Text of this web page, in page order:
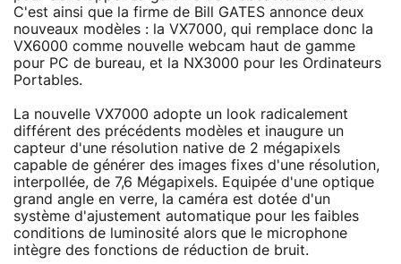
C'est ainsi que la firme de Bill GATES annonce deux
nouveaux modèles : la VX7000, qui remplace donc la
VX6000 comme nouvelle webcam haut de gamme
pour PC de bureau, et la NX3000 pour les Ordinateurs
Portables.
La nouvelle VX7000 adopte un look radicalement
différent des précédents modèles et inaugure un
capteur d'une résolution native de 2 mégapixels
capable de générer des images fixes d'une résolution,
interpollée, de 7,6 Mégapixels. Equipée d'une optique
grand angle en verre, la caméra est dotée d'un
système d'ajustement automatique pour les faibles
conditions de luminosité alors que le microphone
intègre des fonctions de réduction de bruit.